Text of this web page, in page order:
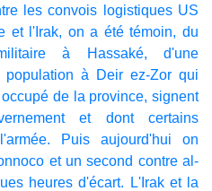
les convois logistiques US
et l'Irak, on a été témoin, du
à Hassaké, d'une
à Deir ez-Zor qui
de la province, signent
et dont certains
Puis aujourd'hui on
et un second contre al-
heures d'écart. L'Irak et la